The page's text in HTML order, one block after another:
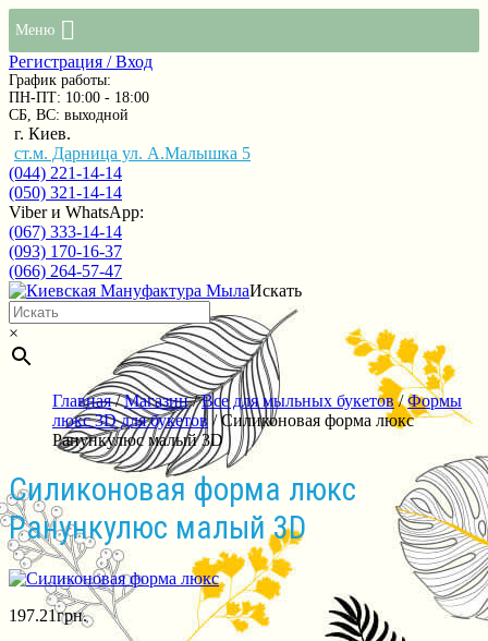
Меню
Регистрация / Вход
График работы:
ПН-ПТ: 10:00 - 18:00
СБ, ВС: выходной
г. Киев.
ст.м. Дарница ул. А.Малышка 5
(044) 221-14-14
(050) 321-14-14
Viber и WhatsApp:
(067) 333-14-14
(093) 170-16-37
(066) 264-57-47
Искать
×
Главная/Магазин/Все для мыльных букетов/Формы
люкс 3D для букетов / Силиконовая форма люкс
Ранункулюс малый 3D
Силиконовая форма люкс
Ранункулюс малый 3D
197.21грн.